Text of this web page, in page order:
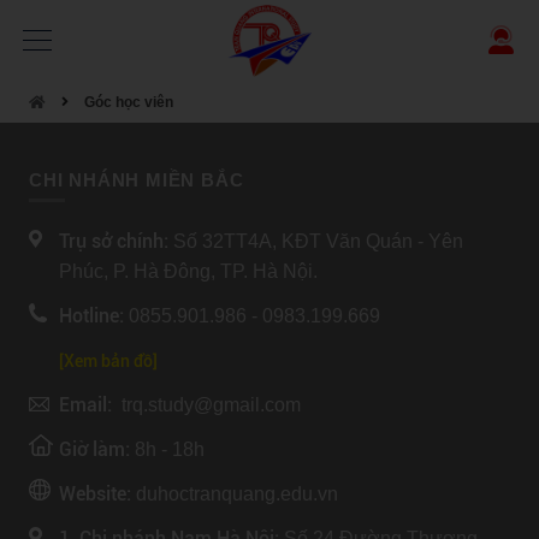
Góc học viên
CHI NHÁNH MIỀN BẮC
Trụ sở chính: Số 32TT4A, KĐT Văn Quán - Yên
Phúc, P. Hà Đông, TP. Hà Nội.
Hotline: 0855.901.986 - 0983.199.669
[Xem bản đồ]
Email: trq.study@gmail.com
Giờ làm: 8h - 18h
Website: duhoctranquang.edu.vn